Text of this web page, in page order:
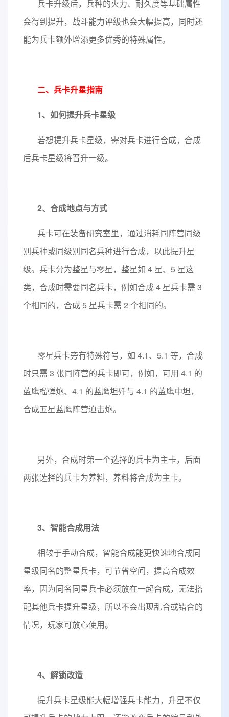
兵卡升级后，兵种的火力、耐久度等基础属性
会得到提升，战斗能力评级也会大幅提高，同时还
能为兵卡额外增添更多优秀的特殊属性。
二、兵卡升星指南
1、如何提升兵卡星级
若想提升兵卡星级，需对兵卡进行合成，合成
后兵卡星级将晋升一级。
2、合成地点与方式
兵卡可在装备研究室里，通过消耗同阵营同级
别兵种或同级别同名兵种进行合成，以此提升星
级。兵卡分为整星与零星，整星如 4 星、5 星这
类，合成时需要同名兵卡，例如合成 4 星兵卡需 3
个相同的，合成 5 星兵卡需 2 个相同的。
零星兵卡旁有特殊符号，如 4.1、5.1 等，合成
时只需 3 张同阵营的兵卡即可，例如，可用 4.1 的
蓝鹰榴弹炮、4.1 的蓝鹰坦歼与 4.1 的蓝鹰中坦，
合成五星蓝鹰阵营迫击炮。
另外，合成时第一个选择的兵卡为主卡，后面
两张选择的兵卡为养料，养料将合成为主卡。
3、智能合成用法
相较于手动合成，智能合成能更快速地合成同
星级同名的整星兵卡，可节省空间，提高合成效
率，因为同名同星兵卡必须放在一起合成，无法搭
配其他兵卡提升星级，所以不会出现乱合或错合的
情况，玩家可放心使用。
4、解锁改造
提升兵卡星级能大幅增强兵卡能力，升星不仅